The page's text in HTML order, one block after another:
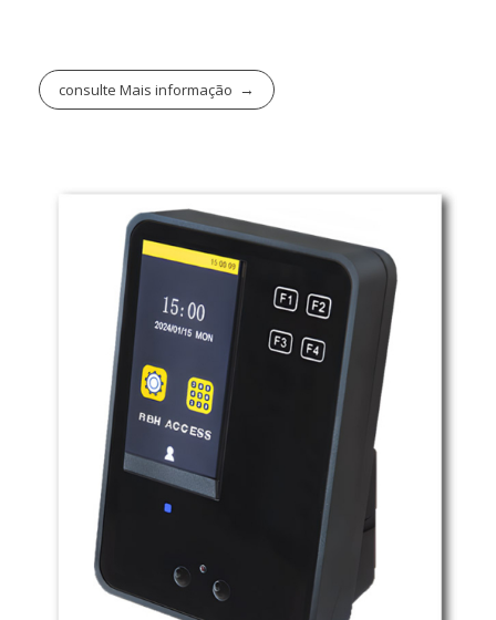
consulte Mais informação